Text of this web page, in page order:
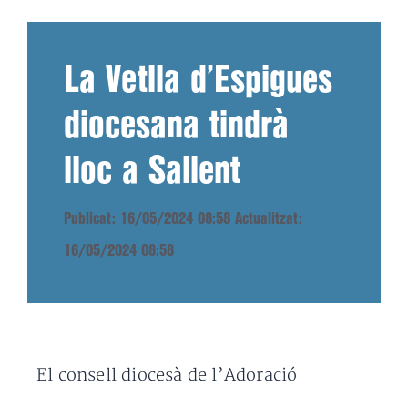
La Vetlla d’Espigues
diocesana tindrà
lloc a Sallent
Publicat: 16/05/2024 08:58 Actualitzat:
16/05/2024 08:58
El consell diocesà de l’Adoració